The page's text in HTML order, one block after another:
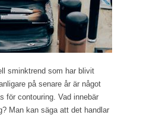
sminktrend som har blivit
på senare år är något
för contouring. Vad innebär
Man kan säga att det handlar